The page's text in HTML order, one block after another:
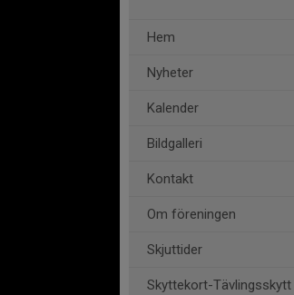
Hem
Nyheter
Kalender
Bildgalleri
Kontakt
Om föreningen
Skjuttider
Skyttekort-Tävlingsskytt